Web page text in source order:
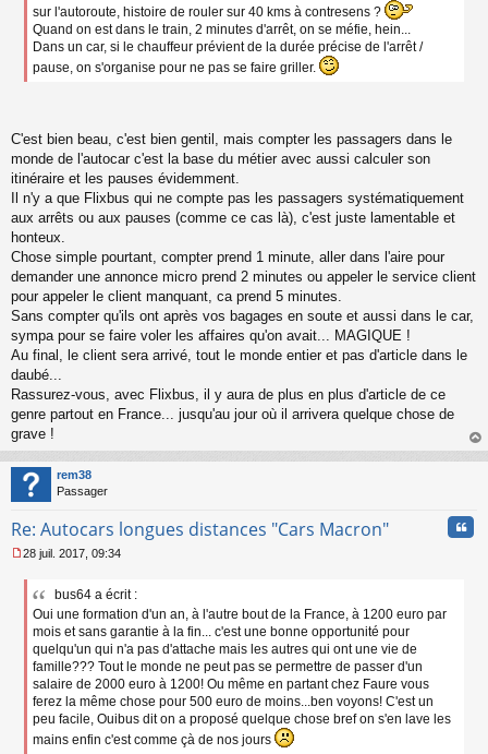
sur l'autoroute, histoire de rouler sur 40 kms à contresens ?
Quand on est dans le train, 2 minutes d'arrêt, on se méfie, hein...
Dans un car, si le chauffeur prévient de la durée précise de l'arrêt /
pause, on s'organise pour ne pas se faire griller.
C'est bien beau, c'est bien gentil, mais compter les passagers dans le
monde de l'autocar c'est la base du métier avec aussi calculer son
itinéraire et les pauses évidemment.
Il n'y a que Flixbus qui ne compte pas les passagers systématiquement
aux arrêts ou aux pauses (comme ce cas là), c'est juste lamentable et
honteux.
Chose simple pourtant, compter prend 1 minute, aller dans l'aire pour
demander une annonce micro prend 2 minutes ou appeler le service client
pour appeler le client manquant, ca prend 5 minutes.
Sans compter qu'ils ont après vos bagages en soute et aussi dans le car,
sympa pour se faire voler les affaires qu'on avait... MAGIQUE !
Au final, le client sera arrivé, tout le monde entier et pas d'article dans le
daubé...
Rassurez-vous, avec Flixbus, il y aura de plus en plus d'article de ce
genre partout en France... jusqu'au jour où il arrivera quelque chose de
grave !
au
rem38
Passager
Re: Autocars longues distances "Cars Macron"
e
28 juil. 2017, 09:34
bus64 a écrit :
Oui une formation d'un an, à l'autre bout de la France, à 1200 euro par
mois et sans garantie à la fin... c'est une bonne opportunité pour
quelqu'un qui n'a pas d'attache mais les autres qui ont une vie de
famille??? Tout le monde ne peut pas se permettre de passer d'un
salaire de 2000 euro à 1200! Ou même en partant chez Faure vous
ferez la même chose pour 500 euro de moins...ben voyons! C'est un
peu facile, Ouibus dit on a proposé quelque chose bref on s'en lave les
mains enfin c'est comme çà de nos jours